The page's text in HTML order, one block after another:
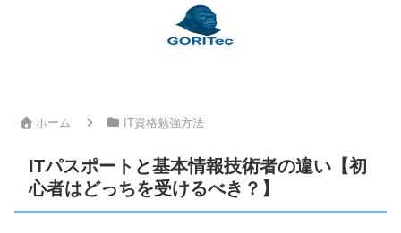
ホーム IT資格勉強方法
ITパスポートと基本情報技術者の違い【初
心者はどっちを受けるべき？】